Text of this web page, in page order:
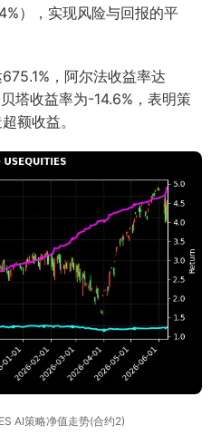
），实现风险与回报的平
，阿尔法收益率达
塔收益率为-14.6%，表明策
额收益。
AI策略净值走势(合约2)